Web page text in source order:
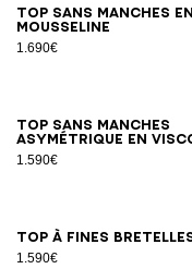
Top sans manches en
mousseline
1.690€
34363840
Top sans manches
asymétrique en
1.590€
343638
Top à fines
1.590€
3436 38